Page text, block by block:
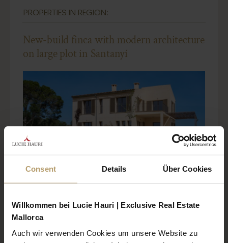
Consent Details Über Cookies
Willkommen bei Lucie Hauri | Exclusive Real Estate
Mallorca
Auch wir verwenden Cookies um unsere Website zu
PROPERTIES IN REGION:
New-build finca with modern architecture
on large plot in Santanyí
Referenz: 2569